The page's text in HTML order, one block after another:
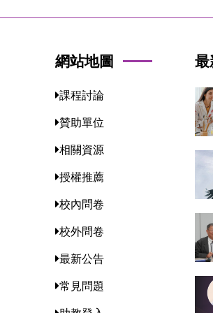
網站地圖
課程討論
贊助單位
相關資源
授權推薦
校內問卷
校外問卷
最新公告
常見問題